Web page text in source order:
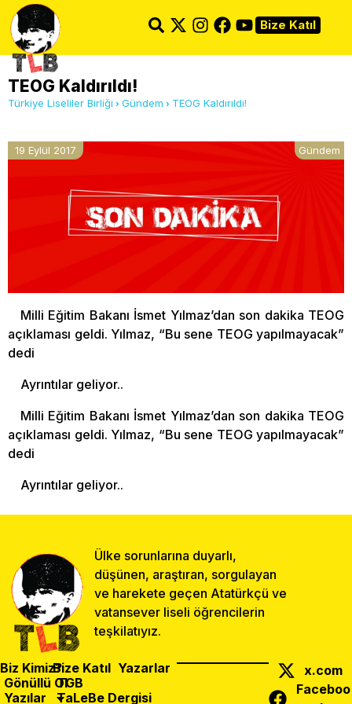
Bize Katıl
TEOG Kaldırıldı!
Türkiye Liseliler Birliği Gündem TEOG Kaldırıldı!
19 Eylül 2017 Gündem
Milli Eğitim Bakanı İsmet Yılmaz’dan son dakika TEOG
açıklaması geldi. Yılmaz, “Bu sene TEOG yapılmayacak”
dedi
Ayrıntılar geliyor..
Milli Eğitim Bakanı İsmet Yılmaz’dan son dakika TEOG
açıklaması geldi. Yılmaz, “Bu sene TEOG yapılmayacak”
dedi
Ayrıntılar geliyor..
Ülke sorunlarına duyarlı,
düşünen, araştıran, sorgulayan
ve harekete geçen Atatürkçü ve
vatansever liseli öğrencilerin
teşkilatıyız.
Biz Kimiz?
Gönüllü Ol
Yazılar
Bize Katıl Yazarlar
TGB
TaLeBe Dergisi
x.com
Faceboo